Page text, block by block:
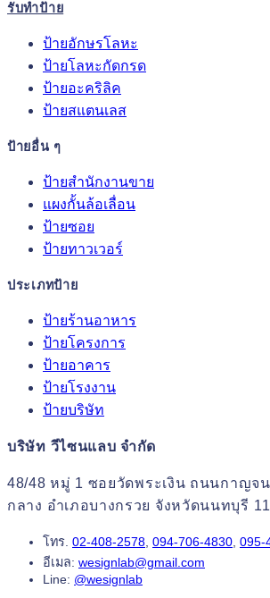
รับทำป้าย
ป้ายอักษรโลหะ
ป้ายโลหะกัดกรด
ป้ายอะคริลิค
ป้ายสแตนเลส
ป้ายอื่น ๆ
ป้ายสำนักงานขาย
แผงกั้นล้อเลื่อน
ป้ายซอย
ป้ายทาวเวอร์
ประเภทป้าย
ป้ายร้านอาหาร
ป้ายโครงการ
ป้ายอาคาร
ป้ายโรงงาน
ป้ายบริษัท
บริษัท วีไซนแลบ จำกัด
48/48 หมู่ 1 ซอยวัดพระเงิน ถนนกาญจ
กลาง อำเภอบางกรวย จังหวัดนนทบุรี
โทร. 02-408-2578, 094-706-4830, 095-
อีเมล: wesignlab@gmail.com
Line: @wesignlab